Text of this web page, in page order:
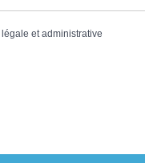
et administrative